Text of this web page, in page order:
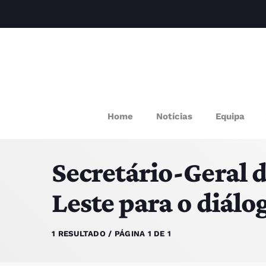
Home Notícias Equipa
Secretário-Geral
Leste para o
1 RESULTADO / PÁGINA 1 DE 1